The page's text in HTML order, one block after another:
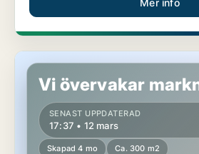
Mer info
Industrilokal i Enköping
Vi övervakar
SENAST UPPDATERAD
17:37 • 12 mars
Skapad 4 mo Ca. 300 m2